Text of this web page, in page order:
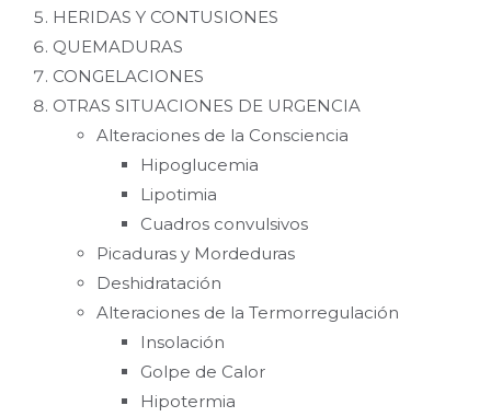
HERIDAS Y CONTUSIONES
QUEMADURAS
CONGELACIONES
OTRAS SITUACIONES DE URGENCIA
Alteraciones de la Consciencia
Hipoglucemia
Lipotimia
Cuadros convulsivos
Picaduras y Mordeduras
Deshidratación
Alteraciones de la Termorregulación
Insolación
Golpe de Calor
Hipotermia